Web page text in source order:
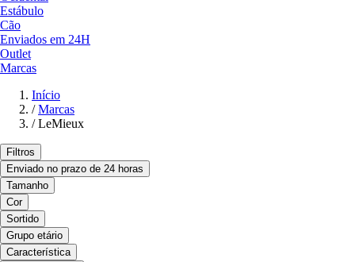
Estábulo
Cão
Enviados em 24H
Outlet
Marcas
Início
/ Marcas
/ LeMieux
Filtros
Enviado no prazo de 24 horas
Tamanho
Cor
Sortido
Grupo etário
Característica